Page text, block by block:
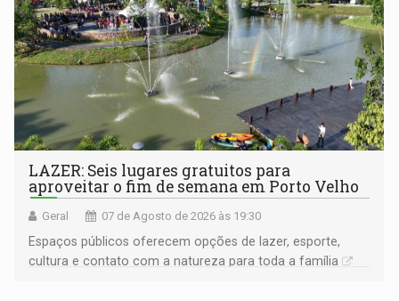
LAZER: Seis lugares gratuitos para
aproveitar o fim de semana em Porto Velho
Geral 07 de Agosto de 2026 às 19:30
Espaços públicos oferecem opções de lazer, esporte,
cultura e contato com a natureza para toda a família